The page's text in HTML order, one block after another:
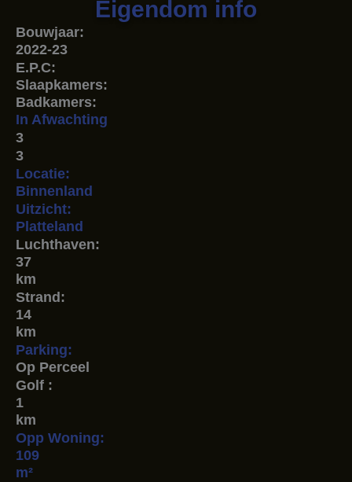
Eigendom info
Bouwjaar:
2022-23
E.P.C:
Slaapkamers:
Badkamers:
In Afwachting
3
3
Locatie:
Binnenland
Uitzicht:
Platteland
Luchthaven:
37
km
Strand:
14
km
Parking:
Op Perceel
Golf :
1
km
Opp Woning:
109
m²